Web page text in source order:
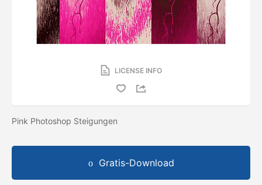
LICENSE INFO
Pink Photoshop Steigungen
Gratis-Download